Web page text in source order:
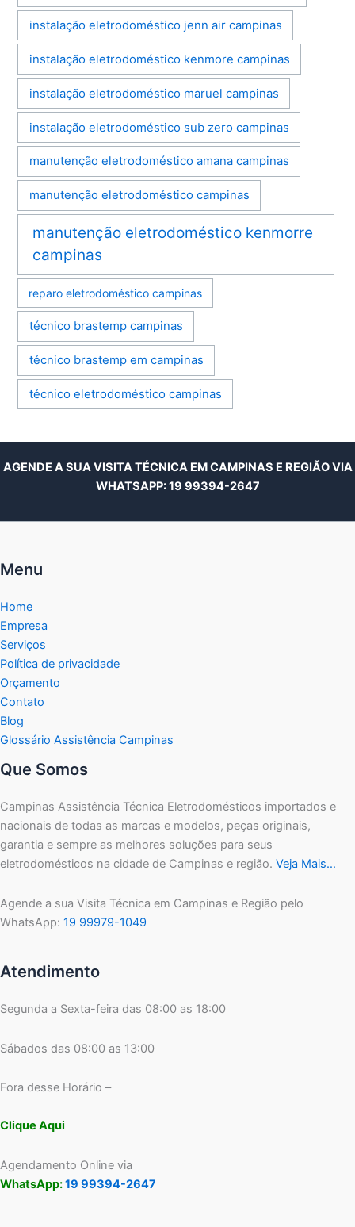
instalação eletrodoméstico jenn air campinas
instalação eletrodoméstico kenmore campinas
instalação eletrodoméstico maruel campinas
instalação eletrodoméstico sub zero campinas
manutenção eletrodoméstico amana campinas
manutenção eletrodoméstico campinas
manutenção eletrodoméstico kenmorre
campinas
reparo eletrodoméstico campinas
técnico brastemp campinas
técnico brastemp em campinas
técnico eletrodoméstico campinas
AGENDE A SUA VISITA TÉCNICA EM CAMPINAS E REGIÃO VIA
WHATSAPP:19 99394-2647
Menu
Home
Empresa
Serviços
Política de privacidade
Orçamento
Contato
Blog
Glossário Assistência Campinas
Que Somos
Campinas Assistência Técnica Eletrodomésticos importados e
nacionais de todas as marcas e modelos, peças originais,
garantia e sempre as melhores soluções para seus
eletrodomésticos na cidade de Campinas e região. Veja Mais…
Agende a sua Visita Técnica em Campinas e Região pelo
WhatsApp: 19 99979-1049
Atendimento
Segunda a Sexta-feira das 08:00 as 18:00
Sábados das 08:00 as 13:00
Fora desse Horário –
Clique Aqui
Agendamento Online via
WhatsApp:19 99394-2647